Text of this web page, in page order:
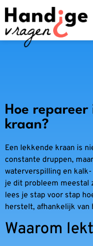
Hoe repareer
kraan?
Een lekkende kraan is
constante druppen,
waterverspilling en
je dit probleem meestal
lees je stap voor stap
herstelt, afhankelijk van
Waarom